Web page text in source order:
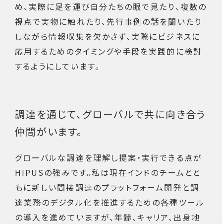
め、実際に足を運び自分たちの眼で見たり、複数の
視点で実物に触れたり、先行事例の話を聞いたり
しながら情報収集を欠かさず、実際にビジネスに
応用するためのタイミングや手段を実践的に検討
するようにしています。
調達を通じて、グローバルで共に向き合う
仲間がいます。
グローバルな調達を理解し提案・実行できる点が
HIPUSの強みです。私は現在インドのチームとと
もに新しい間接調達のプラットフォーム開発と調
達業務のデジタル化を推進するための各種ツール
の導入を進めていますが、年齢、キャリア、出身地